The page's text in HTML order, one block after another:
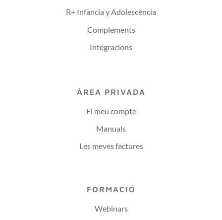
R+ Infància y Adolescència
Complements
Integracions
ÀREA PRIVADA
El meu compte
Manuals
Les meves factures
FORMACIÓ
Webinars